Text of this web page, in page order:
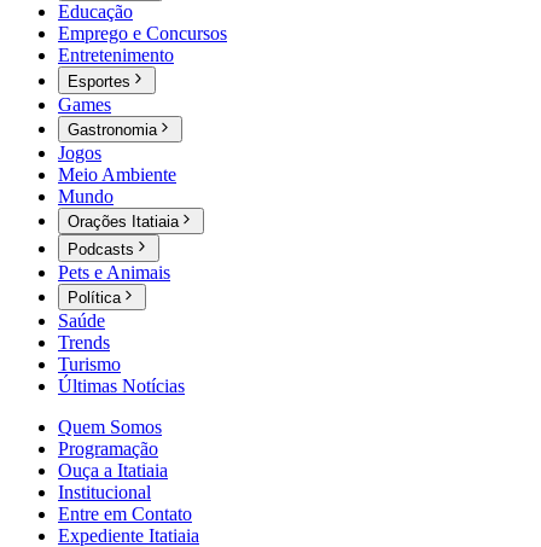
Educação
Emprego e Concursos
Entretenimento
Esportes
Games
Gastronomia
Jogos
Meio Ambiente
Mundo
Orações Itatiaia
Podcasts
Pets e Animais
Política
Saúde
Trends
Turismo
Últimas Notícias
Quem Somos
Programação
Ouça a Itatiaia
Institucional
Entre em Contato
Expediente Itatiaia